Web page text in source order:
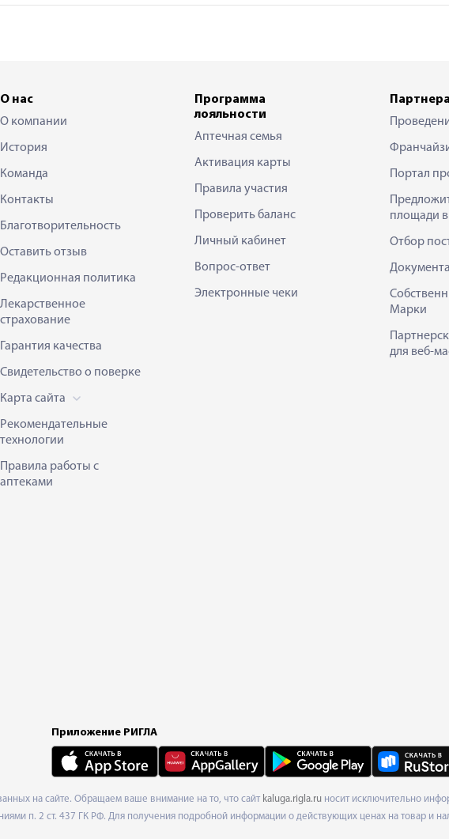
О нас
О компании
История
Команда
Контакты
Благотворительность
Оставить отзыв
Редакционная политика
Лекарственное
страхование
Гарантия качества
Свидетельство о поверке
Карта сайта
Рекомендательные
технологии
Правила работы с
аптеками
Программа
лояльности
Аптечная семья
Активация карты
Правила участия
Проверить баланс
Личный кабинет
Вопрос-ответ
Электронные чеки
Портал
площади
Отбор
Марки
для веб-
Приложение РИГЛА
на сайте. Обращаем ваше внимание на то, что сайт kaluga.rigla.ru носит исключительно
п. 2 ст. 437 ГК РФ. Для получения подробной информации о действующих ценах на товар и